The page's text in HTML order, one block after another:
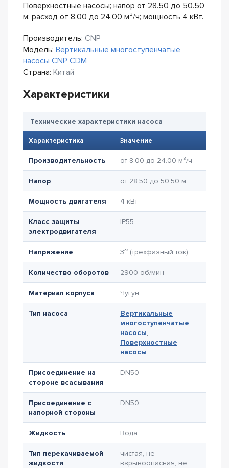
Поверхностные насосы; напор от 28.50 до 50.50
м; расход от 8.00 до 24.00 м³/ч; мощность 4 кВт.
Производитель: CNP
Модель: Вертикальные многоступенчатые
насосы CNP CDM
Страна: Китай
Характеристики
Технические характеристики насоса
Характеристика Значение
Производительность от 8.00 до 24.00 м³/ч
Напор от 28.50 до 50.50 м
Мощность двигателя 4 кВт
Класс защиты
электродвигателя
IP55
Напряжение 3~ (трёхфазный ток)
Количество оборотов 2900 об/мин
Материал корпуса Чугун
Тип насоса
Вертикальные
многоступенчатые
насосы,
Поверхностные
насосы
Присоединение на
стороне всасывания
DN50
Присоединение с
напорной стороны
DN50
Жидкость Вода
Тип перекачиваемой
жидкости
чистая, не
взрывоопасная, не